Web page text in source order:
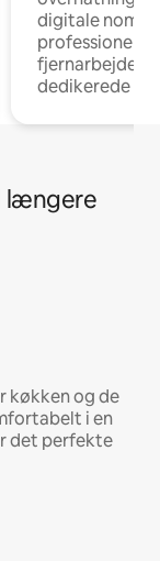
digitale
professionelle
fjernarbejde,
dedikerede
længere
køkken og de
i en
det perfekte